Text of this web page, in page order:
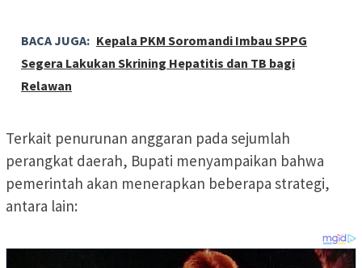
BACA JUGA: Kepala PKM Soromandi Imbau SPPG
Segera Lakukan Skrining Hepatitis dan TB bagi
Relawan
Terkait penurunan anggaran pada sejumlah
perangkat daerah, Bupati menyampaikan bahwa
pemerintah akan menerapkan beberapa strategi,
antara lain: